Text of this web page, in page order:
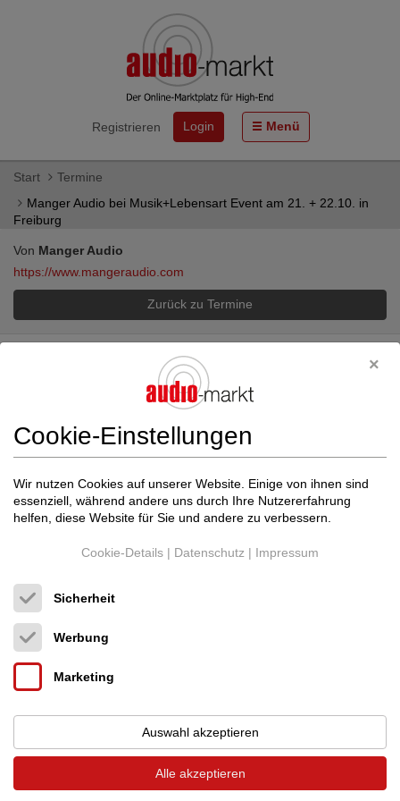
Registrieren Login Menü
Start
Termine
Manger Audio bei Musik+Lebensart Event am 21. + 22.10. in
Freiburg
Von Manger Audio
https://www.mangeraudio.com
Zurück zu Termine
Manger Audio bei Musik+Lebensart
Event am 21. + 22.10. in Freiburg
Cookie-Einstellungen
Wir nutzen Cookies auf unserer Website. Einige von ihnen sind
essenziell, während andere uns durch Ihre Nutzererfahrung
helfen, diese Website für Sie und andere zu verbessern.
Cookie-Details | Datenschutz | Impressum
Sicherheit
Werbung
Marketing
Auswahl akzeptieren
Alle akzeptieren